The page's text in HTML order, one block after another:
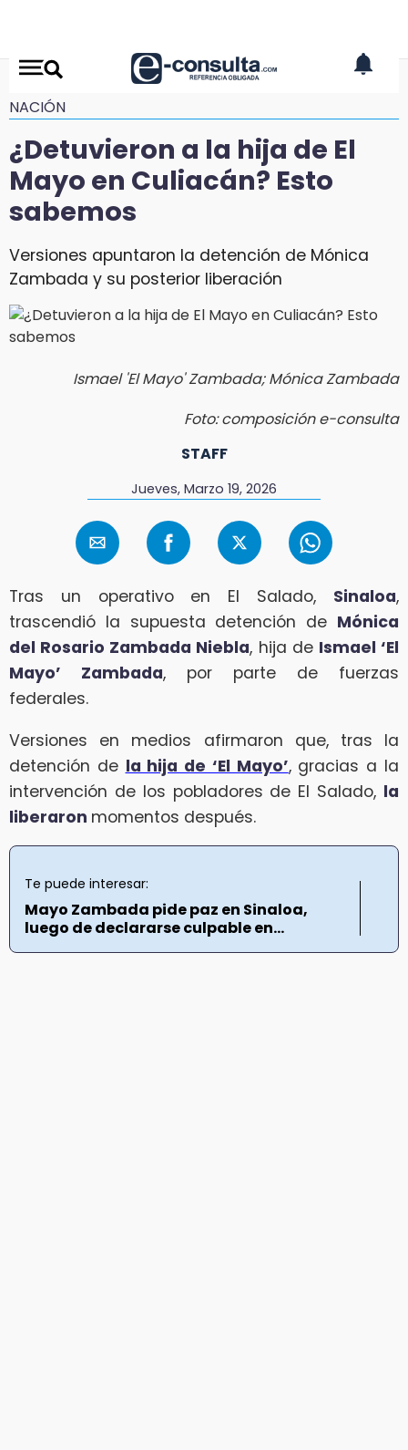
NACIÓN
¿Detuvieron a la hija de El
Mayo en Culiacán? Esto
sabemos
Versiones apuntaron la detención de Mónica
Zambada y su posterior liberación
Ismael 'El Mayo' Zambada; Mónica Zambada
Foto: composición e-consulta
STAFF
Jueves, Marzo 19, 2026
Tras un operativo en El Salado, Sinaloa,
trascendió la supuesta detención de Mónica
del Rosario Zambada Niebla, hija de Ismael ‘El
Mayo’ Zambada, por parte de fuerzas
federales.
Versiones en medios afirmaron que, tras la
detención de la hija de ‘El Mayo’, gracias a la
intervención de los pobladores de El Salado, la
liberaron momentos después.
Te puede interesar:
Mayo Zambada pide paz en Sinaloa,
luego de declararse culpable en...